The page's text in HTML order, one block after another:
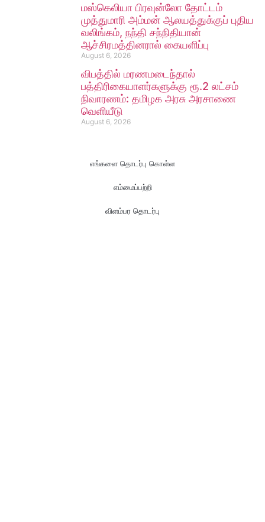
மஸ்கெலியா பிரவுன்லோ தோட்டம்
முத்துமாரி அம்மன் ஆலயத்துக்குப் புதிய
வலிங்கம், நந்தி சந்நிதியான்
ஆச்சிரமத்தினரால் கையளிப்பு
August 6, 2026
விபத்தில் மரணமடைந்தால்
பத்திரிகையாளர்களுக்கு ரூ.2 லட்சம்
நிவாரணம்: தமிழக அரசு அரசாணை
வெளியீடு
August 6, 2026
எங்களை தொடர்பு கொள்ள
எம்மைப்பற்றி
விளம்பர தொடர்பு